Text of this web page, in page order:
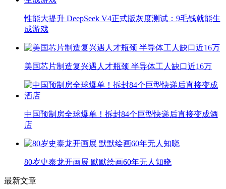
性能大提升 DeepSeek V4正式版灰度测试：9毛钱就能生
成游戏
美国芯片制造复兴遇人才瓶颈 半导体工人缺口近16万
中国预制房全球爆单！拆封84个巨型快递后直接变成酒
店
80岁史泰龙开画展 默默绘画60年无人知晓
最新文章